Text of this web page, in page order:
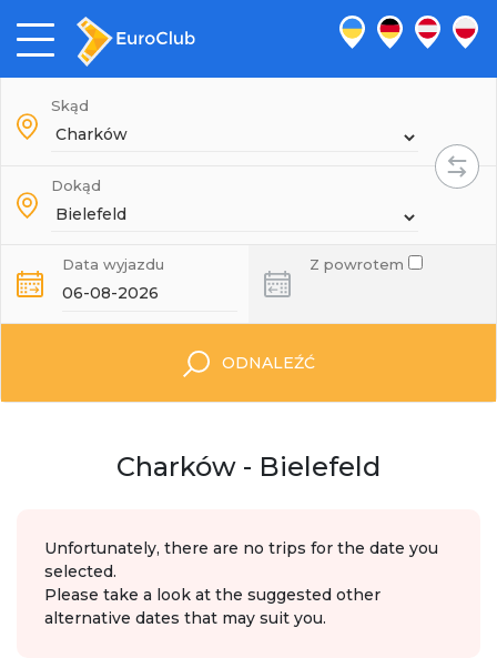
Skąd
Dokąd
Data wyjazdu Z powrotem
ODNALEŹĆ
Charków - Bielefeld
Unfortunately, there are no trips for the date you
selected.
Please take a look at the suggested other
alternative dates that may suit you.